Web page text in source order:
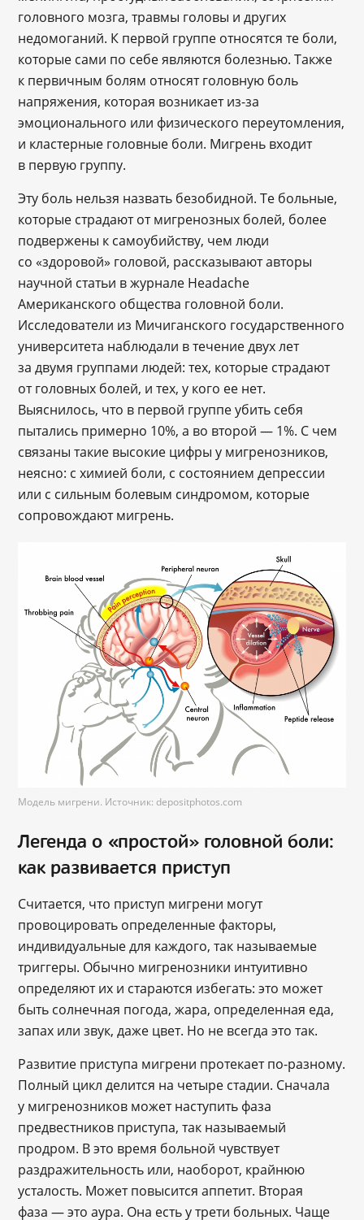
головного мозга, травмы головы и других
недомоганий. К первой группе относятся те боли,
которые сами по себе являются болезнью. Также
к первичным болям относят головную боль
напряжения, которая возникает из-за
эмоционального или физического переутомления,
и кластерные головные боли. Мигрень входит
в первую группу.
Эту боль нельзя назвать безобидной. Те больные,
которые страдают от мигренозных болей, более
подвержены к самоубийству, чем люди
со «здоровой» головой, рассказывают авторы
научной статьи в журнале Headache
Американского общества головной боли.
Исследователи из Мичиганского государственного
университета наблюдали в течение двух лет
за двумя группами людей: тех, которые страдают
от головных болей, и тех, у кого ее нет.
Выяснилось, что в первой группе убить себя
пытались примерно 10%, а во второй — 1%. С чем
связаны такие высокие цифры у мигренозников,
неясно: с химией боли, с состоянием депрессии
или с сильным болевым синдромом, которые
сопровождают мигрень.
Модель мигрени. Источник: depositphotos.com
Легенда о «простой» головной боли:
как развивается приступ
Считается, что приступ мигрени могут
провоцировать определенные факторы,
индивидуальные для каждого, так называемые
триггеры. Обычно мигренозники интуитивно
определяют их и стараются избегать: это может
быть солнечная погода, жара, определенная еда,
запах или звук, даже цвет. Но не всегда это так.
Развитие приступа мигрени протекает по-разному.
Полный цикл делится на четыре стадии. Сначала
у мигренозников может наступить фаза
предвестников приступа, так называемый
продром. В это время больной чувствует
раздражительность или, наоборот, крайнюю
усталость. Может повысится аппетит. Вторая
фаза — это аура. Она есть у трети больных. Чаще